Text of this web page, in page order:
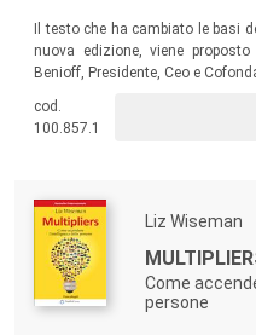
Il testo che ha cambiato le basi
nuova edizione, viene
Benioff, Presidente, Ceo e
cod.
100.857.1
Liz Wiseman
Come
persone